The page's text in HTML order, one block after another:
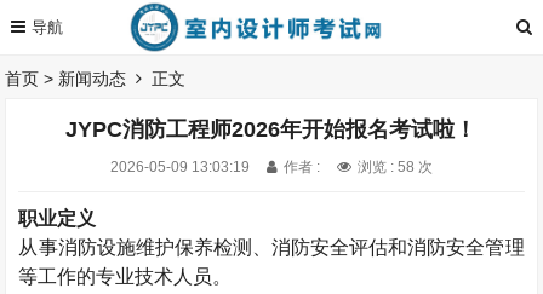
首页 > 新闻动态 正文
JYPC消防工程师2026年开始报名考试啦！
2026-05-09 13:03:19 作者 : 浏览 : 58 次
职业定义
从事消防设施维护保养检测、消防安全评估和消防安全管理
等工作的专业技术人员。